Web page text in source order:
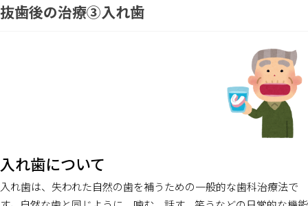
抜歯後の治療③入れ歯
入れ歯について
入れ歯は、失われた自然の歯を補うための一般的な歯科治療法で